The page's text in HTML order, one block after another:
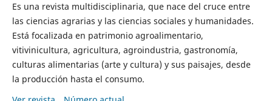
Es una revista multidisciplinaria, que nace del cruce entre
las ciencias agrarias y las ciencias sociales y humanidades.
Está focalizada en patrimonio agroalimentario,
vitivinicultura, agricultura, agroindustria, gastronomía,
culturas alimentarias (arte y cultura) y sus paisajes, desde
la producción hasta el consumo.